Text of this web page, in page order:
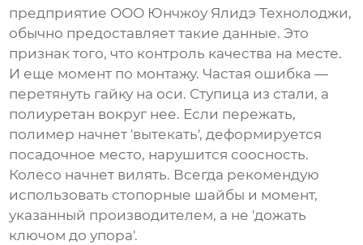
предприятие ООО Юнчжоу Ялидэ Технолоджи,
обычно предоставляет такие данные. Это
признак того, что контроль качества на месте.
И еще момент по монтажу. Частая ошибка —
перетянуть гайку на оси. Ступица из стали, а
полиуретан вокруг нее. Если пережать,
полимер начнет 'вытекать', деформируется
посадочное место, нарушится соосность.
Колесо начнет вилять. Всегда рекомендую
использовать стопорные шайбы и момент,
указанный производителем, а не 'дожать
ключом до упора'.